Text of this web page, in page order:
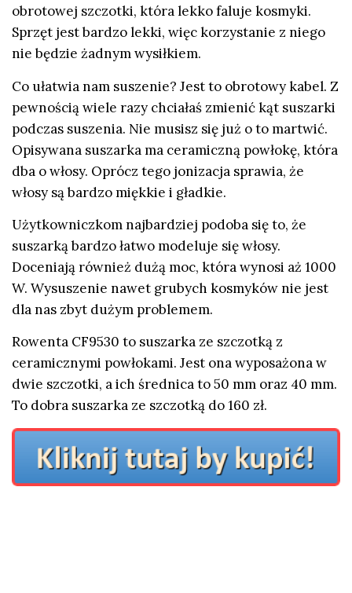
obrotowej szczotki, która lekko faluje kosmyki.
Sprzęt jest bardzo lekki, więc korzystanie z niego
nie będzie żadnym wysiłkiem.
Co ułatwia nam suszenie? Jest to obrotowy kabel. Z
pewnością wiele razy chciałaś zmienić kąt suszarki
podczas suszenia. Nie musisz się już o to martwić.
Opisywana suszarka ma ceramiczną powłokę, która
dba o włosy. Oprócz tego jonizacja sprawia, że
włosy są bardzo miękkie i gładkie.
Użytkowniczkom najbardziej podoba się to, że
suszarką bardzo łatwo modeluje się włosy.
Doceniają również dużą moc, która wynosi aż 1000
W. Wysuszenie nawet grubych kosmyków nie jest
dla nas zbyt dużym problemem.
Rowenta CF9530 to suszarka ze szczotką z
ceramicznymi powłokami. Jest ona wyposażona w
dwie szczotki, a ich średnica to 50 mm oraz 40 mm.
To dobra suszarka ze szczotką do 160 zł.